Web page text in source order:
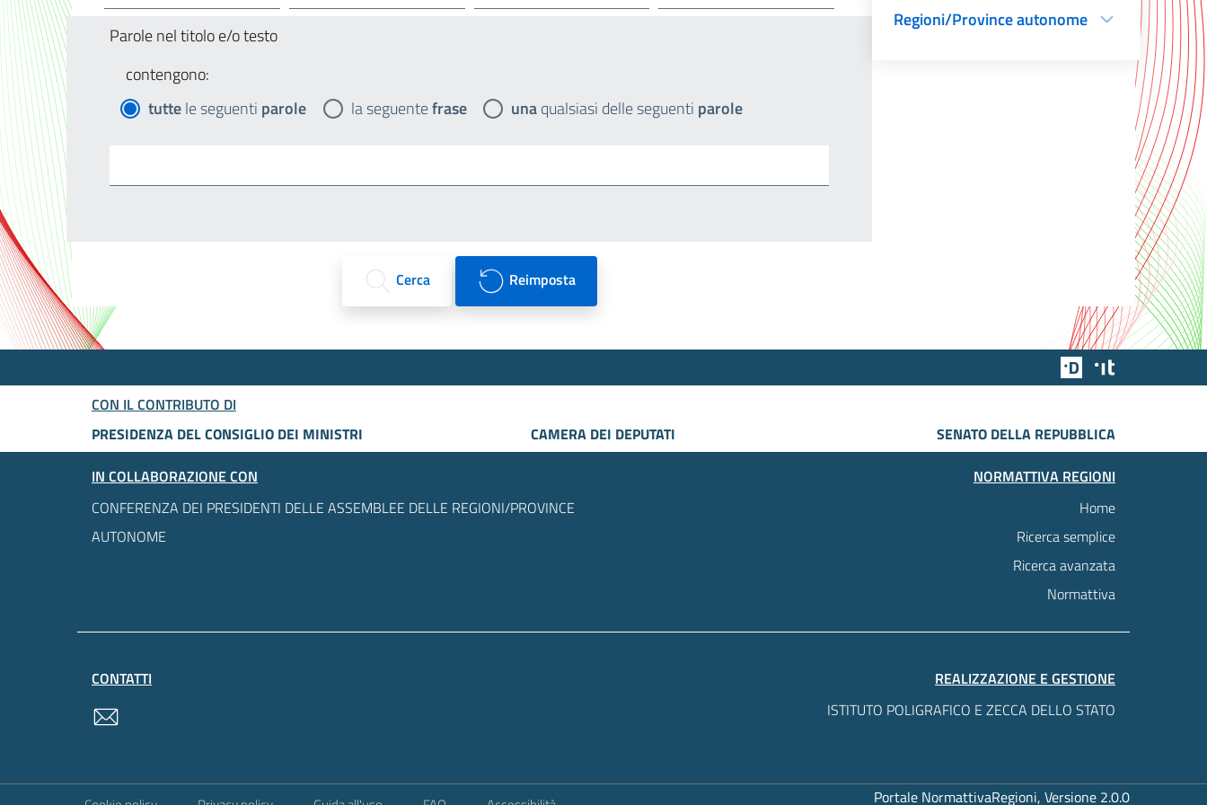
Parole nel titolo e/o testo
contengono:
tuttele seguenti parole la seguentefrase unaqualsiasi delle seguenti parole
Cerca Reimposta
Regioni/Province autonome
Team Digitale
CON IL CONTRIBUTO DI
PRESIDENZA DEL CONSIGLIO DEI MINISTRI
CAMERA DEI DEPUTATI
SENATO DELLA REPUBBLICA
IN COLLABORAZIONE CON
CONFERENZA DEI PRESIDENTI DELLE ASSEMBLEE DELLE REGIONI/PROVINCE
AUTONOME
NORMATTIVA REGIONI
Home
Ricerca semplice
Ricerca avanzata
Normattiva
CONTATTI
REALIZZAZIONE E GESTIONE
ISTITUTO POLIGRAFICO E ZECCA DELLO STATO
Portale NormattivaRegioni, Versione 2.0.0